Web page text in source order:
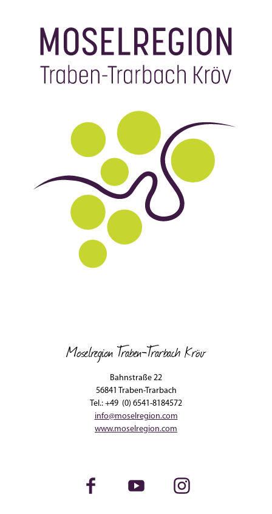
Moselregion Traben-Trarbach Kröv
Bahnstraße 22
56841 Traben-Trarbach
Tel.: +49 (0) 6541-8184572
info@moselregion.com
www.moselregion.com
Facebook Youtube Instagram